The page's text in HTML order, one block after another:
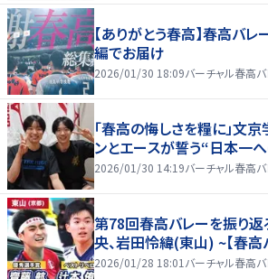
【ありがとう春高】春高バ
編でお届け
2026/01/30 18:09バーチャル春高
「春高の悔しさを糧に」文
ンとエースが誓う“日本一
2026/01/30 14:19バーチャル春高
第78回春高バレーを振り返
央、岩田怜緯(東山) ~【春高
2026/01/28 18:01 バーチャル春高